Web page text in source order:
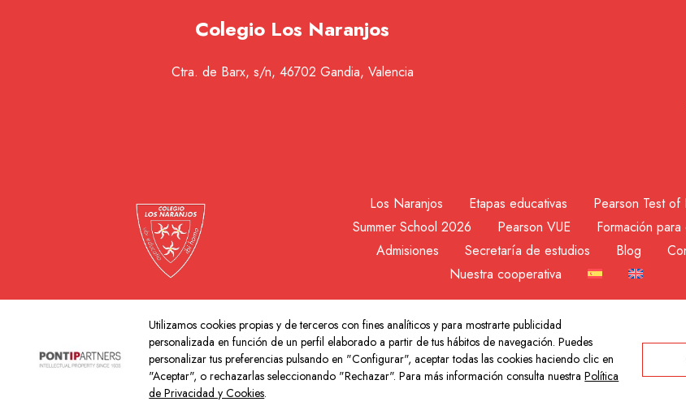
Colegio Los Naranjos
Ctra. de Barx, s/n, 46702 Gandia, Valencia
Los Naranjos Etapas educativas
Pearson Test of
Summer School 2026
Pearson VUE
Formación
Admisiones
Secretaría de estudios Blog
Nuestra cooperativa
Copyright © 2026 Colegio Los Naranjos | Hecho con mucho amor por
Utilizamos cookies propias y de terceros con fines analíticos y para mostrarte publicidad
personalizada en función de un perfil elaborado a partir de tus hábitos de navegación. Puedes
personalizar tus preferencias pulsando en "Configurar", aceptar todas las cookies haciendo clic en
"Aceptar", o rechazarlas seleccionando "Rechazar". Para más información consulta nuestraPolítica
de Privacidad y Cookies.